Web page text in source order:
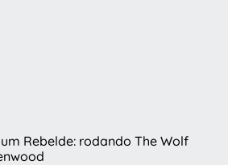
Rebelde: rodando The Wolf